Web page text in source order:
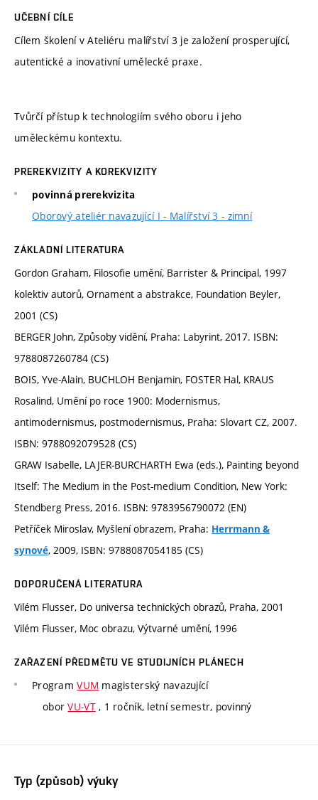
UČEBNÍ CÍLE
Cílem školení v Ateliéru malířství 3 je založení prosperující,
autentické a inovativní umělecké praxe.
Tvůrčí přístup k technologiím svého oboru i jeho
uměleckému kontextu.
PREREKVIZITY A KOREKVIZITY
povinná prerekvizita
Oborový ateliér navazující I - Malířství 3 - zimní
ZÁKLADNÍ LITERATURA
Gordon Graham, Filosofie umění, Barrister & Principal, 1997
kolektiv autorů, Ornament a abstrakce, Foundation Beyler,
2001 (CS)
BERGER John, Způsoby vidění, Praha: Labyrint, 2017. ISBN:
9788087260784 (CS)
BOIS, Yve-Alain, BUCHLOH Benjamin, FOSTER Hal, KRAUS
Rosalind, Umění po roce 1900: Modernismus,
antimodernismus, postmodernismus, Praha: Slovart CZ, 2007.
ISBN: 9788092079528 (CS)
GRAW Isabelle, LAJER-BURCHARTH Ewa (eds.), Painting beyond
Itself: The Medium in the Post-medium Condition, New York:
Stendberg Press, 2016. ISBN: 9783956790072 (EN)
Petříček Miroslav, Myšlení obrazem, Praha: Herrmann &
synové, 2009, ISBN: 9788087054185 (CS)
DOPORUČENÁ LITERATURA
Vilém Flusser, Do universa technických obrazů, Praha, 2001
Vilém Flusser, Moc obrazu, Výtvarné umění, 1996
ZAŘAZENÍ PŘEDMĚTU VE STUDIJNÍCH PLÁNECH
ProgramVUM magisterský navazující
oborVU-VT, 1 ročník, letní semestr, povinný
Typ (způsob) výuky